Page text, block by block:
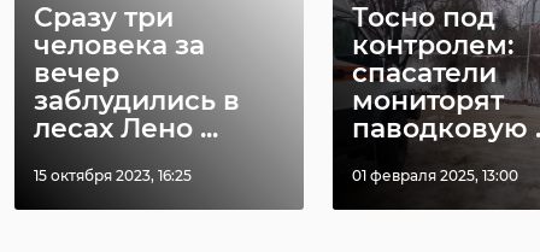
Сразу три
человека за
вечер
заблудились в
лесах Лено ...
15 октября 2023, 16:25
Тосно под
контролем:
спасатели
мониторят
паводковую
01 февраля 2025, 13:00